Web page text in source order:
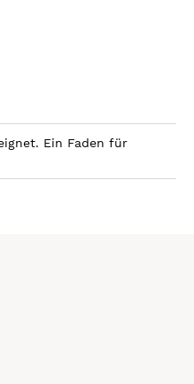
Ein Faden für